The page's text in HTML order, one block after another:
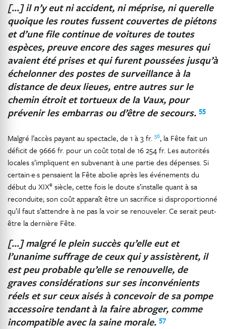
[…] il n’y eut ni accident, ni méprise, ni querelle
quoique les routes fussent couvertes de piétons
et d’une file continue de voitures de toutes
espèces, preuve encore des sages mesures qui
avaient été prises et qui furent poussées jusqu’à
échelonner des postes de surveillance à la
distance de deux lieues, entre autres sur le
chemin étroit et tortueux de la Vaux, pour
prévenir les embarras ou d’être de secours. 55
Malgré l’accès payant au spectacle, de 1 à 3 fr. 56, la Fête fait un
déficit de 9666 fr. pour un coût total de 16 254 fr. Les autorités
locales s’impliquent en subvenant à une partie des dépenses. Si
certain·e·s pensaient la Fête abolie après les événements du
début du XIXe siècle, cette fois le doute s’installe quant à sa
reconduite; son coût apparaît être un sacrifice si disproportionné
qu’il faut s’attendre à ne pas la voir se renouveler. Ce serait peut-
être la dernière Fête.
[…] malgré le plein succès qu’elle eut et
l’unanime suffrage de ceux qui y assistèrent, il
est peu probable qu’elle se renouvelle, de
graves considérations sur ses inconvénients
réels et sur ceux aisés à concevoir de sa pompe
accessoire tendant à la faire abroger, comme
incompatible avec la saine morale. 57